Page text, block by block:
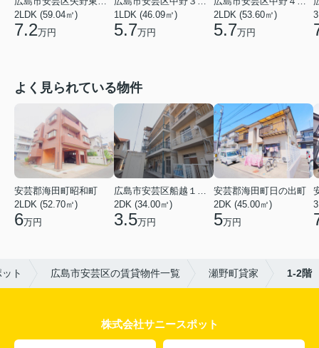
2LDK (59.04㎡)
7.2万円
1LDK (46.09㎡)
5.7万円
2LDK (53.60㎡)
5.7万円
よく見られている物件
安芸郡海田町昭和町
2LDK (52.70㎡)
6万円
2DK (34.00㎡)
3.5万円
安芸郡海田町日の出町
2DK (45.00㎡)
5万円
ト 広島市安芸区の賃貸物件一覧 瀬野町貸家 1-2階
株式会社サニースポット